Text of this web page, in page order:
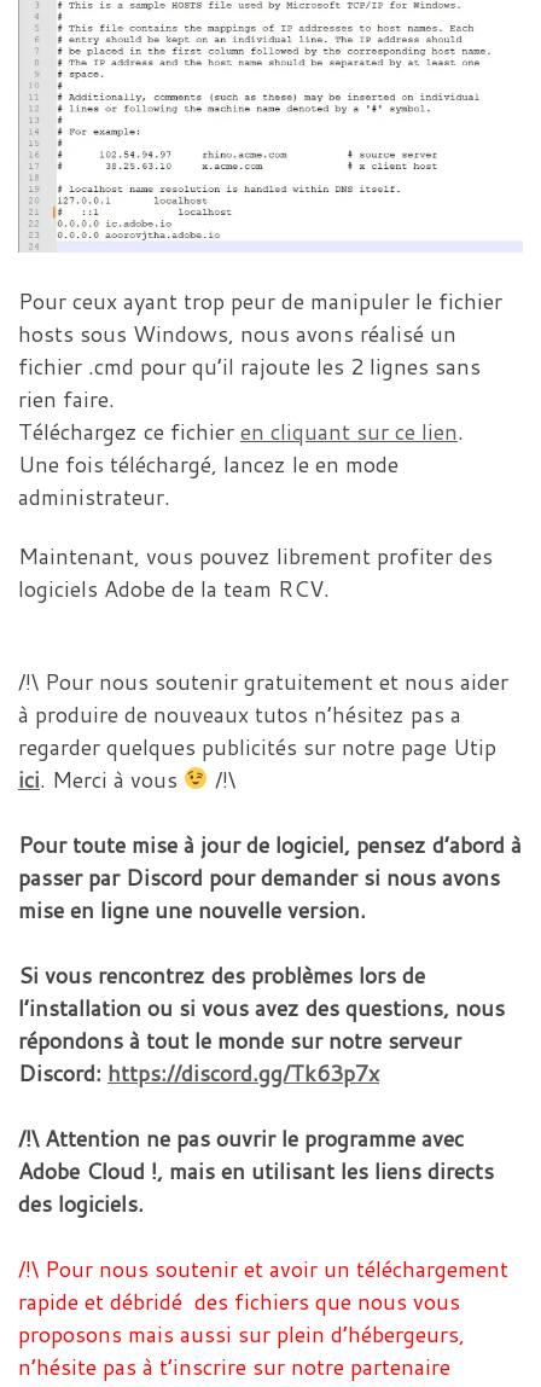
Pour ceux ayant trop peur de manipuler le fichier
hosts sous Windows, nous avons réalisé un
fichier .cmd pour qu’il rajoute les 2 lignes sans
rien faire.
Téléchargez ce fichieren cliquant sur ce lien.
Une fois téléchargé, lancez le en mode
administrateur.
Maintenant, vous pouvez librement profiter des
logiciels Adobe de la team RCV.
/!\ Pour nous soutenir gratuitement et nous aider
à produire de nouveaux tutos n’hésitez pas a
regarder quelques publicités sur notre page Utip
ici. Merci à vous /!\
Pour toute mise à jour de logiciel, pensez d’abord à
passer par Discord pour demander si nous avons
mise en ligne une nouvelle version.
Si vous rencontrez des problèmes lors de
l’installation ou si vous avez des questions, nous
répondons à tout le monde sur notre serveur
Discord: https://discord.gg/Tk63p7x
/!\ Attention ne pas ouvrir le programme avec
Adobe Cloud !, mais en utilisant les liens directs
des logiciels.
/!\ Pour nous soutenir et avoir un téléchargement
rapide et débridé des fichiers que nous vous
proposons mais aussi sur plein d’hébergeurs,
n’hésite pas à t’inscrire sur notre partenaire